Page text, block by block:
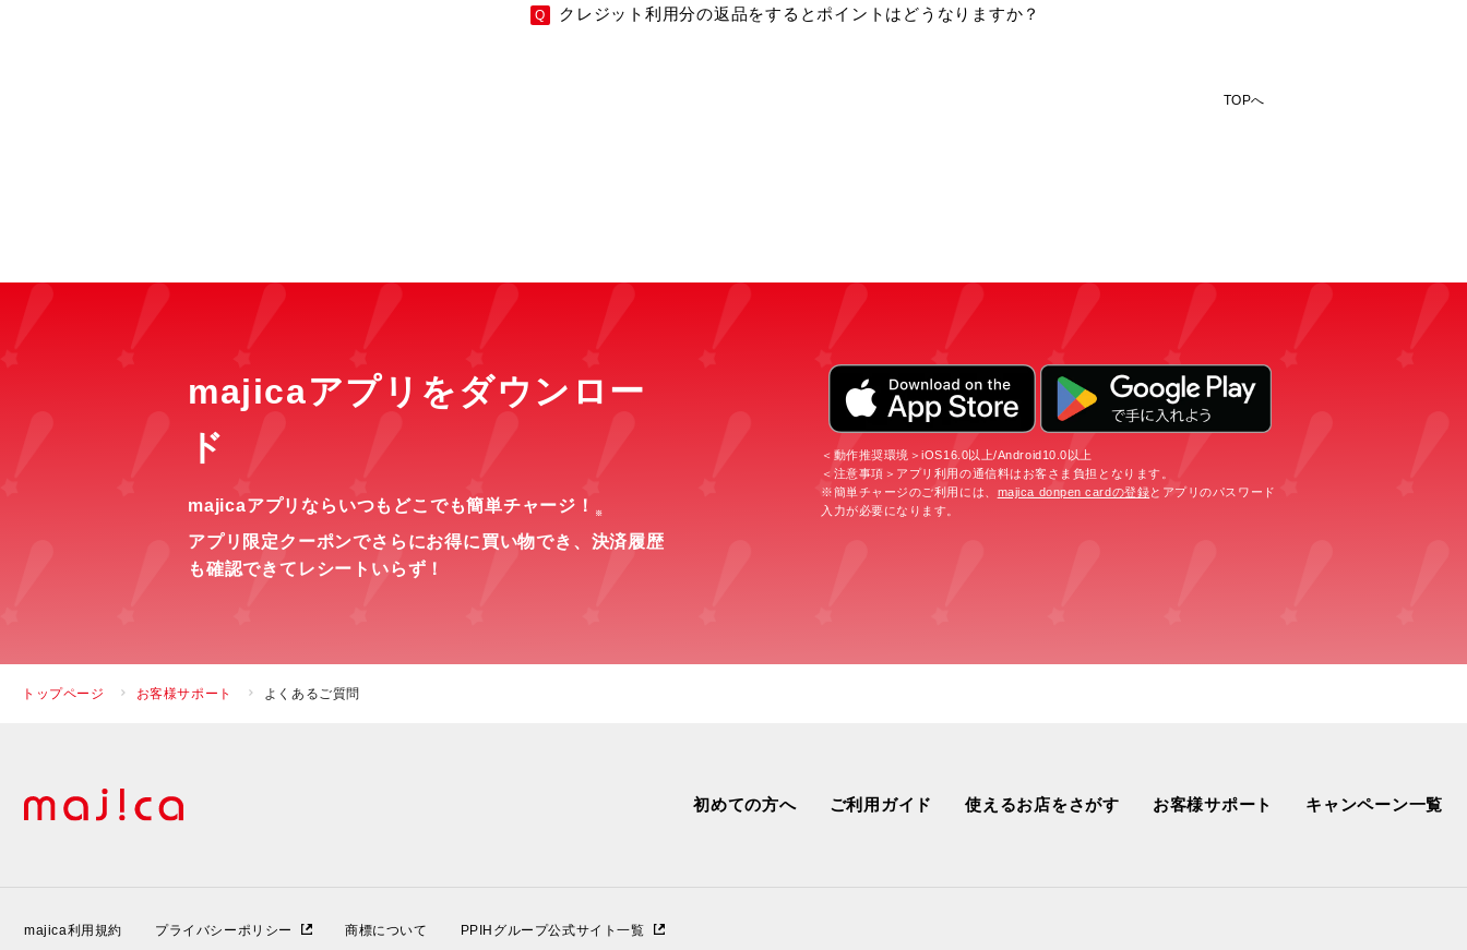
クレジット利用分の返品をするとポイントはどうなりますか？
TOPへ
majicaアプリをダウンロー
ド
majicaアプリならいつもどこでも簡単チャージ！ ※
アプリ限定クーポンでさらにお得に買い物でき、 決済履歴
も確認できてレシートいらず！
＜動作推奨環境＞iOS16.0以上/Android10.0以上
＜注意事項＞アプリ利用の通信料はお客さま負担となります。
※簡単チャージのご利用には、 majica donpen cardの登録とアプリのパスワード
入力が必要になります。
トップページ お客様サポート よくあるご質問
初めての方へ ご利用ガイド 使えるお店をさがす お客様サポート キャンペーン一覧
majica利用規約 プライバシーポリシー 商標について PPIHグループ公式サイト一覧